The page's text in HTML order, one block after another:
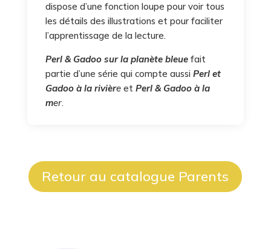
dispose d’une fonction loupe pour voir tous
les détails des illustrations et pour faciliter
l’apprentissage de la lecture.
Perl & Gadoo sur la planète bleue fait
partie d’une série qui compte aussi Perl et
Gadoo à la rivièreet Perl & Gadoo à la
mer.
Retour au catalogue Parents